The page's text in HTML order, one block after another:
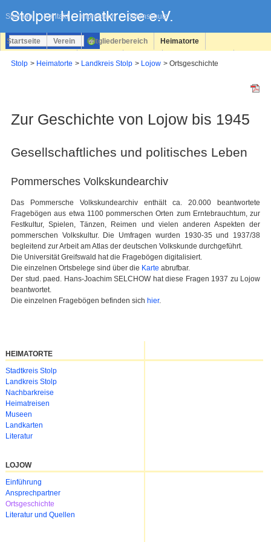
Sitemap Kontakt Impressum Datenschutz
überspringen
Startseite Verein Mitgliederbereich Heimatorte
Stolp Heimatorte Landkreis Stolp Lojow Ortsgeschichte
Zur Geschichte von Lojow bis 1945
Gesellschaftliches und politisches Leben
Pommersches Volkskundearchiv
Das Pommersche Volkskundearchiv enthält ca. 20.000 beantwortete
Fragebögen aus etwa 1100 pommerschen Orten zum Erntebrauchtum, zur
Festkultur, Spielen, Tänzen, Reimen und vielen anderen Aspekten der
pommerschen Volkskultur. Die Umfragen wurden 1930-35 und 1937/38
begleitend zur Arbeit am Atlas der deutschen Volkskunde durchgeführt.
Die Universität Greifswald hat die Fragebögen digitalisiert.
Die einzelnen Ortsbelege sind über die Karte abrufbar.
Der stud. paed. Hans-Joachim SELCHOW hat diese Fragen 1937 zu Lojow
beantwortet.
Die einzelnen Fragebögen befinden sich hier.
HEIMATORTE
Navigation
überspringen
Stadtkreis Stolp
Landkreis Stolp
Nachbarkreise
Heimatreisen
Museen
Landkarten
Literatur
LOJOW
Navigation
überspringen
Einführung
Ansprechpartner
Ortsgeschichte
Literatur und Quellen